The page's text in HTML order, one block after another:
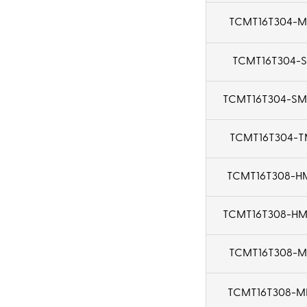
TCMT16T304-
TCMT16T304-
TCMT16T304-
TCMT16T304-
TCMT16T308-
TCMT16T308-
TCMT16T308-
TCMT16T308-